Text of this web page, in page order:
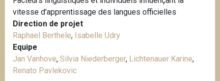
vitesse d'apprentissage des langues officielles
Direction de projet
Raphael Berthele, Isabelle Udry
Equipe
Jan Vanhove, Silvia Niederberger, Lichtenauer Karine,
Renato Pavlekovic